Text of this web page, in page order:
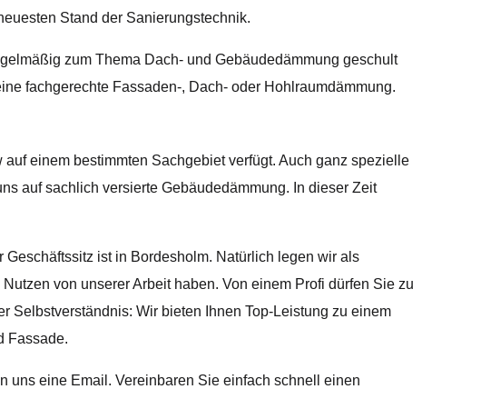
Stand der Sanierungstechnik.
zum Thema Dach- und Gebäudedämmung geschult
fachgerechte Fassaden-, Dach- oder Hohlraumdämmung.
einem bestimmten Sachgebiet verfügt. Auch ganz spezielle
auf sachlich versierte Gebäudedämmung. In dieser Zeit
ist in Bordesholm. Natürlich legen wir als
von unserer Arbeit haben. Von einem Profi dürfen Sie zu
Selbstverständnis: Wir bieten Ihnen Top-Leistung zu einem
Fassade.
uns eine Email. Vereinbaren Sie einfach schnell einen